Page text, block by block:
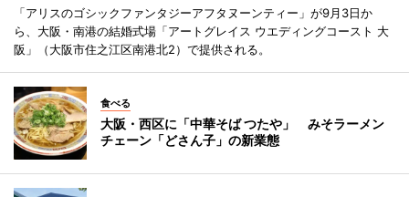
「アリスのゴシックファンタジーアフタヌーンティー」が9月3日か
ら、大阪・南港の結婚式場「アートグレイス ウエディングコースト 大
阪」（大阪市住之江区南港北2）で提供される。
食べる
大阪・西区に「中華そば つたや」 みそラーメン
チェーン「どさん子」の新業態